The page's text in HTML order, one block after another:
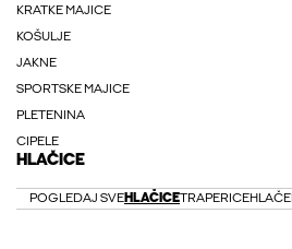
KRATKE MAJICE
KOŠULJE
JAKNE
SPORTSKE MAJICE
PLETENINA
CIPELE
HLAČICE
POGLEDAJ SVEHLAČICETRAPERICEHLAČE